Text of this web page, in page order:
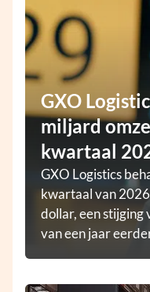
GXO
miljard
kwartaal
GXO Logistics
kwartaal van
dollar, een stijging
van een jaar